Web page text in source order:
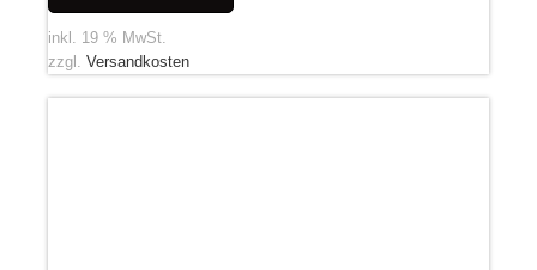
inkl. 19 % MwSt.
zzgl. Versandkosten